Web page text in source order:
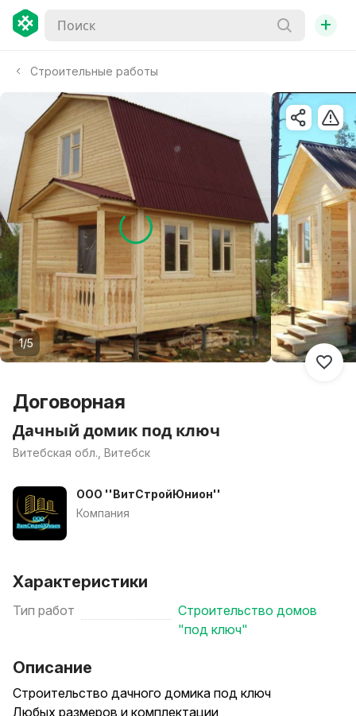
+
Строительные работы
1/5
Договорная
Дачный домик под ключ
Витебская обл., Витебск
ООО ''ВитСтройЮнион''
Компания
Характеристики
Тип работ
Строительство домов
"под ключ"
Описание
Строительство дачного домика под ключ
Любых размеров и комплектации